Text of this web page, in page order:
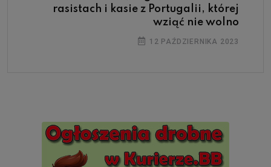
rasistach i kasie z Portugalii, której
wziąć nie wolno
12 PAŹDZIERNIKA 2023